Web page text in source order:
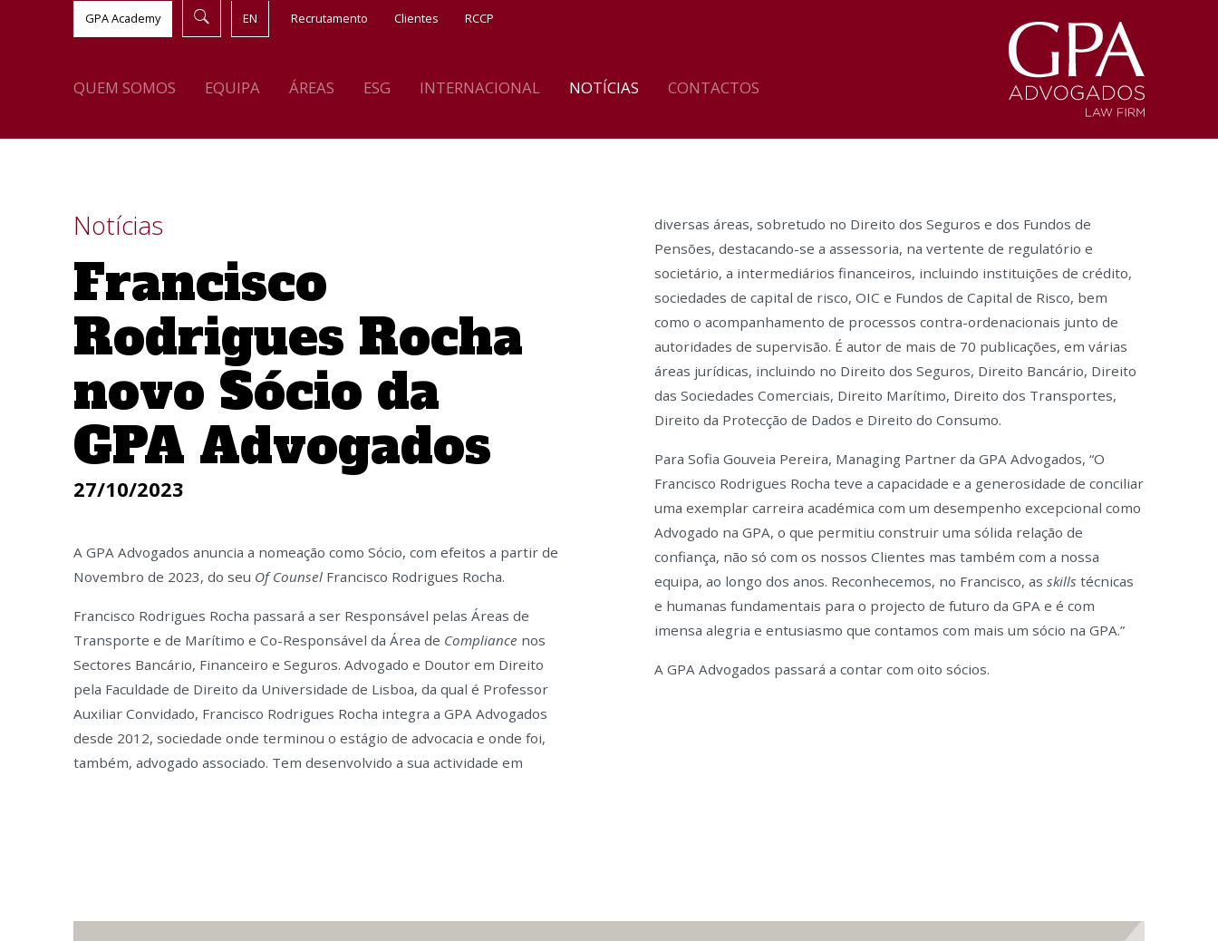
GPA Academy EN Recrutamento Clientes RCCP
QUEM SOMOS EQUIPA ÁREAS ESG INTERNACIONAL NOTÍCIAS CONTACTOS
Notícias
Francisco
Rodrigues Rocha
novo Sócio da
GPA Advogados
27/10/2023
A GPA Advogados anuncia a nomeação como Sócio, com efeitos a partir de
Novembro de 2023, do seu Of CounselFrancisco Rodrigues Rocha.
Francisco Rodrigues Rocha passará a ser Responsável pelas Áreas de
Transporte e de Marítimo e Co-Responsável da Área de Compliance nos
Sectores Bancário, Financeiro e Seguros. Advogado e Doutor em Direito
pela Faculdade de Direito da Universidade de Lisboa, da qual é Professor
Auxiliar Convidado, Francisco Rodrigues Rocha integra a GPA Advogados
desde 2012, sociedade onde terminou o estágio de advocacia e onde foi,
também, advogado associado. Tem desenvolvido a sua actividade em
diversas áreas, sobretudo no Direito dos Seguros e dos Fundos de
Pensões, destacando-se a assessoria, na vertente de regulatório e
societário, a intermediários financeiros, incluindo instituições de crédito,
sociedades de capital de risco, OIC e Fundos de Capital de Risco, bem
como o acompanhamento de processos contra-ordenacionais junto de
autoridades de supervisão. É autor de mais de 70 publicações, em várias
áreas jurídicas, incluindo no Direito dos Seguros, Direito Bancário, Direito
das Sociedades Comerciais, Direito Marítimo, Direito dos Transportes,
Direito da Protecção de Dados e Direito do Consumo.
Para Sofia Gouveia Pereira, Managing Partner da GPA Advogados, “O
Francisco Rodrigues Rocha teve a capacidade e a generosidade de conciliar
uma exemplar carreira académica com um desempenho excepcional como
Advogado na GPA, o que permitiu construir uma sólida relação de
confiança, não só com os nossos Clientes mas também com a nossa
equipa, ao longo dos anos. Reconhecemos, no Francisco, as skills técnicas
e humanas fundamentais para o projecto de futuro da GPA e é com
imensa alegria e entusiasmo que contamos com mais um sócio na GPA.”
A GPA Advogados passará a contar com oito sócios.